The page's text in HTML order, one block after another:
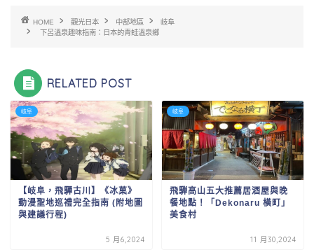
HOME 觀光日本 中部地區
岐阜
下呂溫泉趣味指南：日本的青蛙溫泉鄉
RELATED POST
岐阜
【岐阜，飛驒古川】《冰菓》
動漫聖地巡禮完全指南 (附地圖
與建議行程)
5 月6,2024
岐阜
飛騨高山五大推薦居酒屋與晚
餐地點！「Dekonaru 橫町」
美食村
11 月30,2024